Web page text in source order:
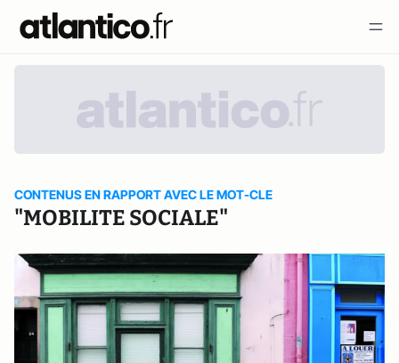
CONTENUS EN RAPPORT AVEC LE MOT-CLE
"MOBILITE SOCIALE"